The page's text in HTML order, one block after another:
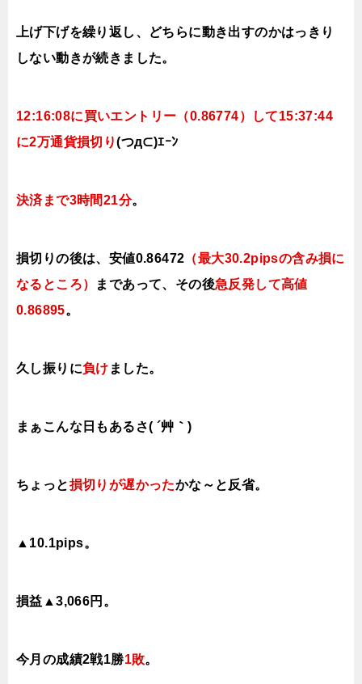
上げ下げを繰り返し、どちらに動き出すのかはっきり
しない動きが続きました。
12:16:08に買いエントリー（0.86774）して15:37:44
に2万通貨損切り(つд⊂)ｴｰﾝ
決済まで3時間21分。
損切りの後は、安値0.86472 （最大30.2pipsの含み損に
なるところ）
まであって、その後急反発して高値
0.86895。
久し振りに負け ました。
まぁこんな日もあるさ( ´艸｀)
ちょっと損切りが遅かったかな～と反省。
▲10.1pips。
損益▲3,066円。
今月の成績2戦1勝1敗。